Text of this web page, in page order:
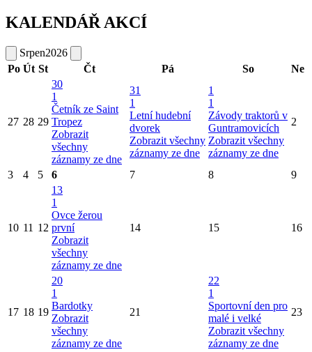
KALENDÁŘ AKCÍ
Srpen2026
Po Út St Čt Pá So Ne
27 28 29
30
1
Četník ze Saint
Tropez
Zobrazit
všechny
záznamy ze dne
31
1
Letní hudební
dvorek
Zobrazit všechny
záznamy ze dne
1
1
Závody traktorů v
Guntramovicích
Zobrazit všechny
záznamy ze dne
2
3 4 5 6 7 8 9
10 11 12
13
1
Ovce žerou
první
Zobrazit
všechny
záznamy ze dne
14 15 16
17 18 19
20
1
Bardotky
Zobrazit
všechny
záznamy ze dne
21
22
1
Sportovní den pro
malé i velké
Zobrazit všechny
záznamy ze dne
23